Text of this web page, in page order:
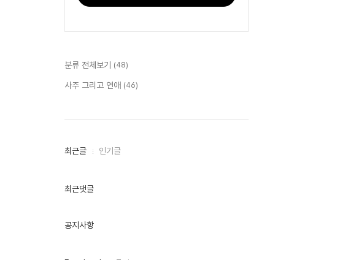
분류 전체보기 (48)
사주 그리고 연애 (46)
최
인
최근글 인기글
최근댓글
공지사항